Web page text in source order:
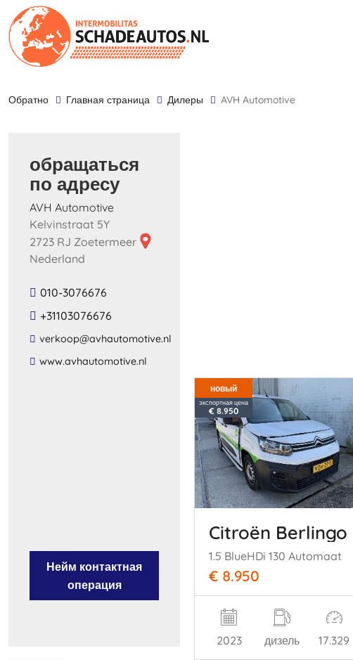
обратно Главная страница дилеры AVH Automotive
обращаться
по адресу
AVH Automotive
Kelvinstraat 5Y
2723 RJ Zoetermeer
Nederland
010-3076676
+31103076676
​verkoop​@​avhautomotive​.​nl​
​www​.​avhautomotive​.​nl​
Нейм контактная
операция
новый
экспортная цена
€ 8.950
Citroën Berlingo
1.5 BlueHDi 130 Automaat
€ 8.950
2023 дизель 17.329